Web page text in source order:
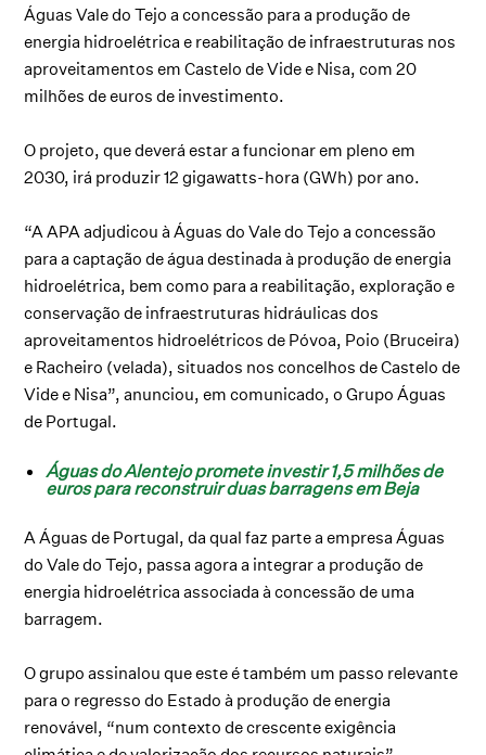
Águas Vale do Tejo a concessão para a produção de
energia hidroelétrica e reabilitação de infraestruturas nos
aproveitamentos em Castelo de Vide e Nisa, com 20
milhões de euros de investimento.
O projeto, que deverá estar a funcionar em pleno em
2030, irá produzir 12 gigawatts-hora (GWh) por ano.
“A APA adjudicou à Águas do Vale do Tejo a concessão
para a captação de água destinada à produção de energia
hidroelétrica, bem como para a reabilitação, exploração e
conservação de infraestruturas hidráulicas dos
aproveitamentos hidroelétricos de Póvoa, Poio (Bruceira)
e Racheiro (velada), situados nos concelhos de Castelo de
Vide e Nisa”, anunciou, em comunicado, o Grupo Águas
de Portugal.
Águas do Alentejo promete investir 1,5 milhões de
euros para reconstruir duas barragens em Beja
A Águas de Portugal, da qual faz parte a empresa Águas
do Vale do Tejo, passa agora a integrar a produção de
energia hidroelétrica associada à concessão de uma
barragem.
O grupo assinalou que este é também um passo relevante
para o regresso do Estado à produção de energia
renovável, “num contexto de crescente exigência